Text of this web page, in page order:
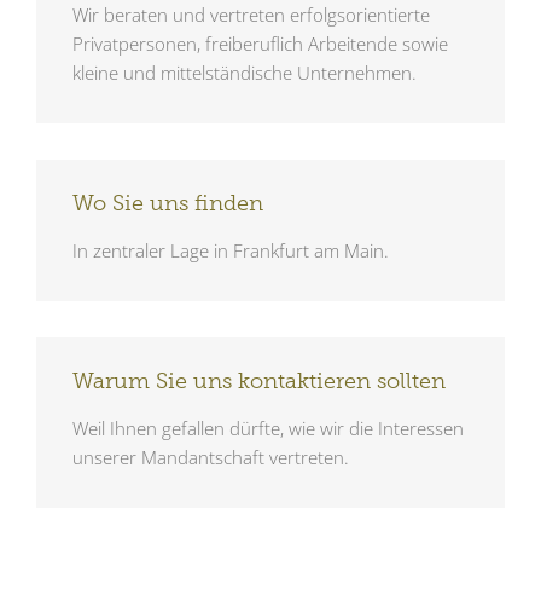
Wir beraten und vertreten erfolgsorientierte
Privatpersonen, freiberuflich Arbeitende sowie
kleine und mittelständische Unternehmen.
Wo Sie uns finden
In zentraler Lage in Frankfurt am Main.
Warum Sie uns kontaktieren sollten
Weil Ihnen gefallen dürfte, wie wir die Interessen
unserer Mandantschaft vertreten.